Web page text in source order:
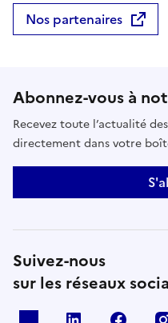
Nos partenaires
Abonnez-vous à
Recevez toute l’actualité
directement dans votre
Suivez-nous
sur les réseaux